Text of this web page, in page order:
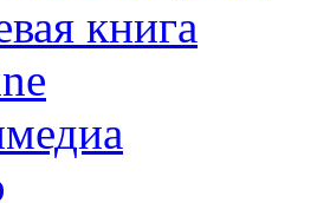
книга